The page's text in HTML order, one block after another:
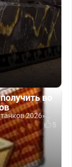
во
2026»...
5